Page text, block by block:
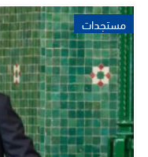
مستجدات